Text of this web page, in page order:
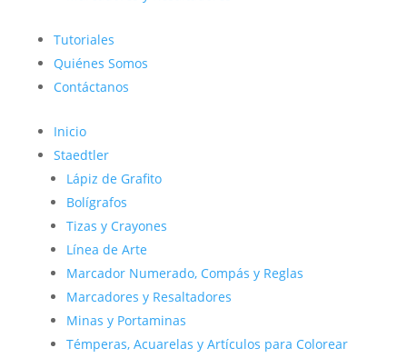
Tutoriales
Quiénes Somos
Contáctanos
Inicio
Staedtler
Lápiz de Grafito
Bolígrafos
Tizas y Crayones
Línea de Arte
Marcador Numerado, Compás y Reglas
Marcadores y Resaltadores
Minas y Portaminas
Témperas, Acuarelas y Artículos para Colorear